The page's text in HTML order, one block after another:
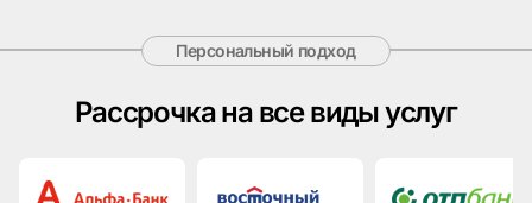
Персональный подход
Рассрочка на все виды услуг